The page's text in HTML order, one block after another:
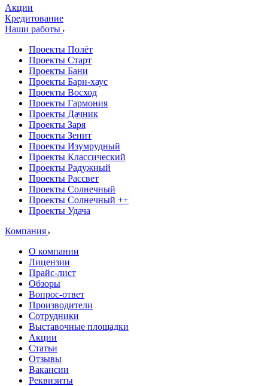
Акции
Кредитование
Наши работы
Проекты Полёт
Проекты Старт
Проекты Бани
Проекты Барн-хаус
Проекты Восход
Проекты Гармония
Проекты Дачник
Проекты Заря
Проекты Зенит
Проекты Изумрудный
Проекты Классический
Проекты Радужный
Проекты Рассвет
Проекты Солнечный
Проекты Солнечный ++
Проекты Удача
Компания
О компании
Лицензии
Прайс-лист
Обзоры
Вопрос-ответ
Производители
Сотрудники
Выставочные площадки
Акции
Статьи
Отзывы
Вакансии
Реквизиты